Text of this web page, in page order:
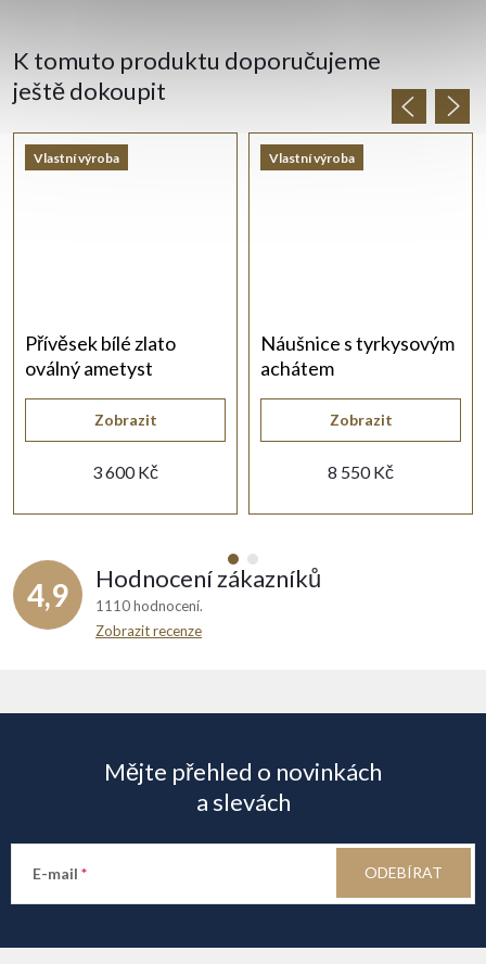
K tomuto produktu doporučujeme
ještě dokoupit
Vlastní výroba
Přívěsek bílé zlato
oválný ametyst
3 600 Kč
Zobrazit
Vlastní výroba
Náušnice s tyrkysovým
achátem
8 550 Kč
Zobrazit
4,9 Hodnocení zákazníků
1110 hodnocení
Zobrazit recenze
a
t
Mějte přehled o novinkách
a slevách
E-mail ODEBÍRAT